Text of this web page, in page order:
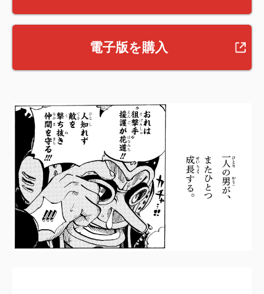
電子版を購入